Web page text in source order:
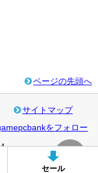
ページの先頭へ
サイトマップ
をフォロー
セール